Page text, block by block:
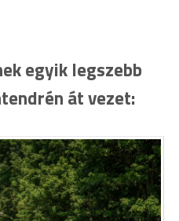
egyik legszebb
át vezet: